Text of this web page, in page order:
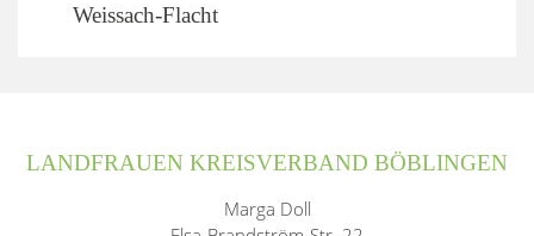
Weissach-Flacht
LANDFRAUEN KREISVERBAND BÖBLINGEN
Marga Doll